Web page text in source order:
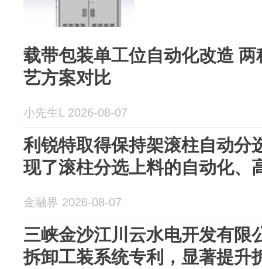
载带包装单工位自动化改造
艺方案对比
小先生L 2026-08-07
利锐特取得保持架滚柱自动分
现了滚柱分选上料的自动化、
金融界 2026-08-07
三峡金沙江川云水电开发有限
拆卸工装系统专利，显著提升